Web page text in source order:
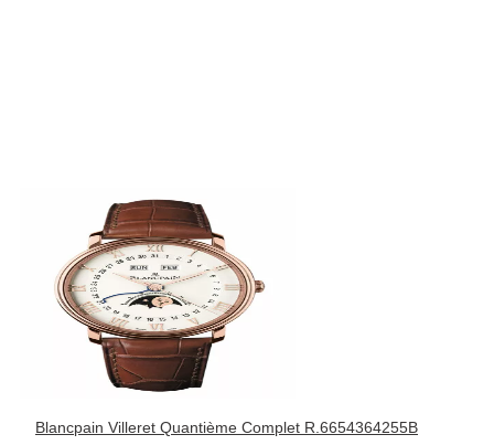
Blancpain Villeret Quantième Complet R.6654364255B